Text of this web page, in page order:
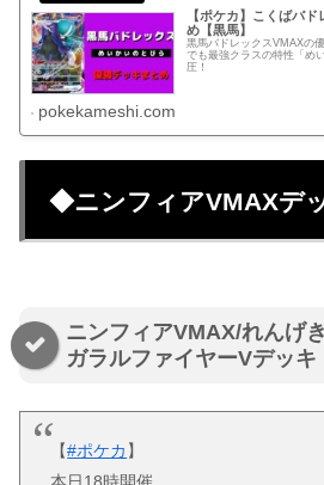
【ポケカ】こくばバ
め【黒馬】
黒馬バドレックスVMAXの
でも最強クラスの特性「め
圧！
pokekameshi.com
◆ニンフィアVMAXデ
ニンフィアVMAX/れんげ
ガラルファイヤーVデッキ
【#ポケカ 】